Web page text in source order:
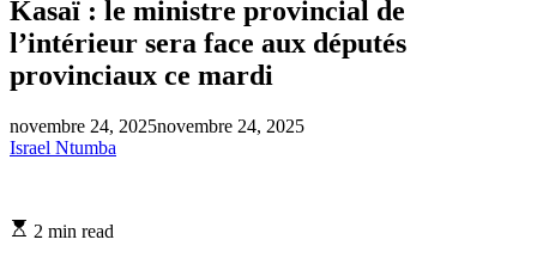
Kasaï : le ministre provincial de
l’intérieur sera face aux députés
provinciaux ce mardi
novembre 24, 2025novembre 24, 2025
Israel Ntumba
Estimated
2 min read